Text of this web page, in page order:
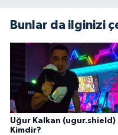
Bunlar da ilginizi
Uğur Kalkan (ugur.shield)
Kimdir?